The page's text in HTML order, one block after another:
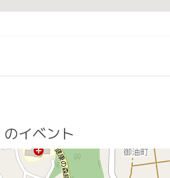
のイベント